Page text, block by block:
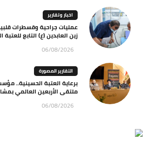
اخبار وتقارير
عمليات جراحية وقسطرات
زين العابدين (ع) التابع
06/08/2026
التقارير المصورة
برعاية العتبة الحسينية..
ملتقى الأربعين العالمي
06/08/2026